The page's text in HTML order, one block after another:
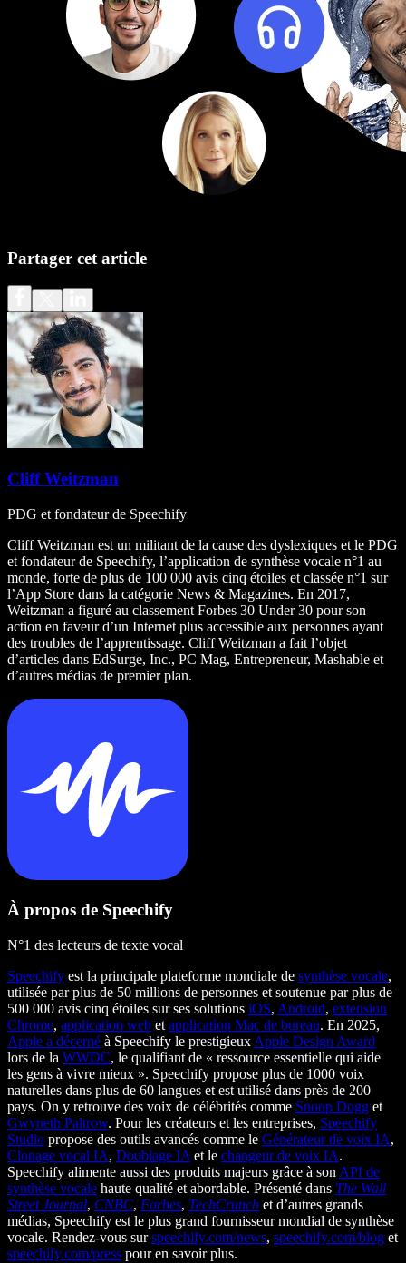
Partager cet article
Cliff Weitzman
PDG et fondateur de Speechify
Cliff Weitzman est un militant de la cause des dyslexiques et le PDG
et fondateur de Speechify, l’application de synthèse vocale n°1 au
monde, forte de plus de 100 000 avis cinq étoiles et classée n°1 sur
l’App Store dans la catégorie News & Magazines. En 2017,
Weitzman a figuré au classement Forbes 30 Under 30 pour son
action en faveur d’un Internet plus accessible aux personnes ayant
des troubles de l’apprentissage. Cliff Weitzman a fait l’objet
d’articles dans EdSurge, Inc., PC Mag, Entrepreneur, Mashable et
d’autres médias de premier plan.
À propos de Speechify
N°1 des lecteurs de texte vocal
Speechify est la principale plateforme mondiale de synthèse vocale,
utilisée par plus de 50 millions de personnes et soutenue par plus de
500 000 avis cinq étoiles sur ses solutions iOS, Android, extension
Chrome, application web et application Mac de bureau. En 2025,
Apple a décerné à Speechify le prestigieux Apple Design Award
lors de la WWDC, le qualifiant de « ressource essentielle qui aide
les gens à vivre mieux ». Speechify propose plus de 1000 voix
naturelles dans plus de 60 langues et est utilisé dans près de 200
pays. On y retrouve des voix de célébrités comme Snoop Dogg et
Gwyneth Paltrow. Pour les créateurs et les entreprises, Speechify
Studio propose des outils avancés comme le Générateur de voix IA,
Clonage vocal IA, Doublage IA et le changeur de voix IA.
Speechify alimente aussi des produits majeurs grâce à son API de
synthèse vocale haute qualité et abordable. Présenté dans The Wall
Street Journal, CNBC, Forbes, TechCrunch et d’autres grands
médias, Speechify est le plus grand fournisseur mondial de synthèse
vocale. Rendez-vous surspeechify.com/news, speechify.com/blog et
speechify.com/press pour en savoir plus.